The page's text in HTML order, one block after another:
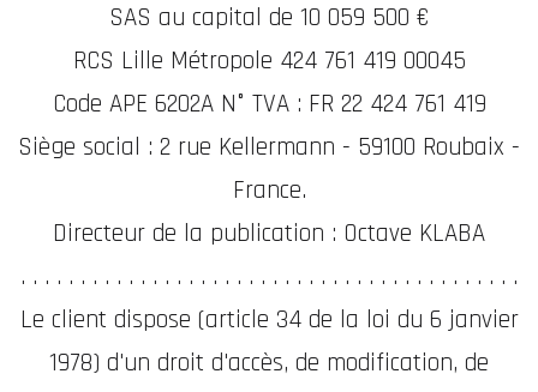
SAS au capital de 10 059 500 €
RCS Lille Métropole 424 761 419 00045
Code APE 6202A N° TVA : FR 22 424 761 419
Siège social : 2 rue Kellermann - 59100 Roubaix -
France.
Directeur de la publication : Octave KLABA
. . . . . . . . . . . . . . . . . . . . . . . . . . . . . . . . . . . . . . . . . .
Le client dispose (article 34 de la loi du 6 janvier
1978) d'un droit d'accès, de modification, de